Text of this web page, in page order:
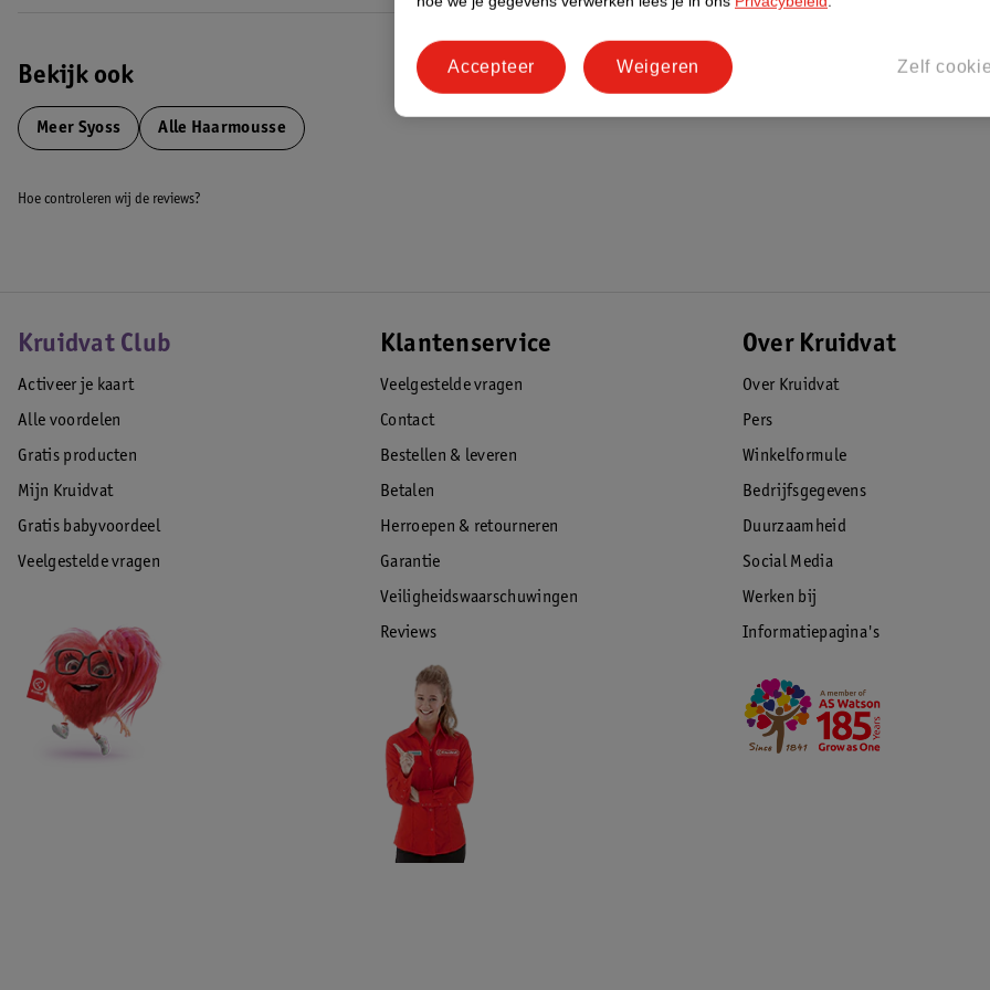
Bekijk ook
Meer Syoss Alle Haarmousse
Hoe controleren wij de reviews?
Kruidvat Club
Activeer je kaart
Alle voordelen
Gratis producten
Mijn Kruidvat
Gratis babyvoordeel
Veelgestelde vragen
Klantenservice
Veelgestelde vragen
Contact
Bestellen & leveren
Betalen
Herroepen & retourneren
Garantie
Veiligheidswaarschuwingen
Reviews
Over Kruidvat
Over Kruidvat
Pers
Winkelformule
Bedrijfsgegevens
Duurzaamheid
Social Media
Werken bij
Informatiepagina's
Zelf
Weigeren
Accepteer